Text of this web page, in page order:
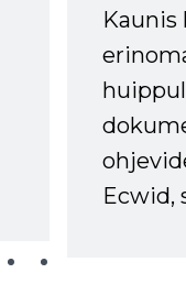
Kaunis
Ecwid,